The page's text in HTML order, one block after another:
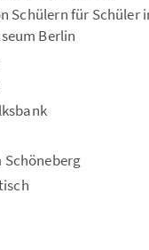
Schülern für Schüler
Berlin